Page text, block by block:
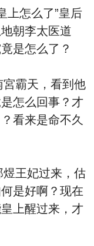
后
说‬。‮里心‬却担心不已，这皇上究竟是‮么怎‬了？
霸天，看到他
王妃过来，估
好啊？‮在现‬
上醒过来，才